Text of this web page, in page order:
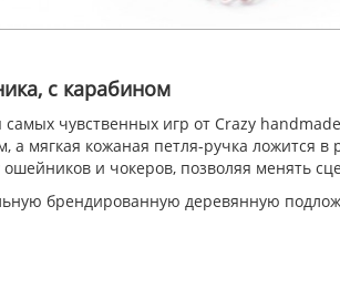
с карабином
чувственных игр от Crazy
мягкая кожаная петля-ручка ложится в
ошейников и чокеров, позволяя менять
брендированную деревянную